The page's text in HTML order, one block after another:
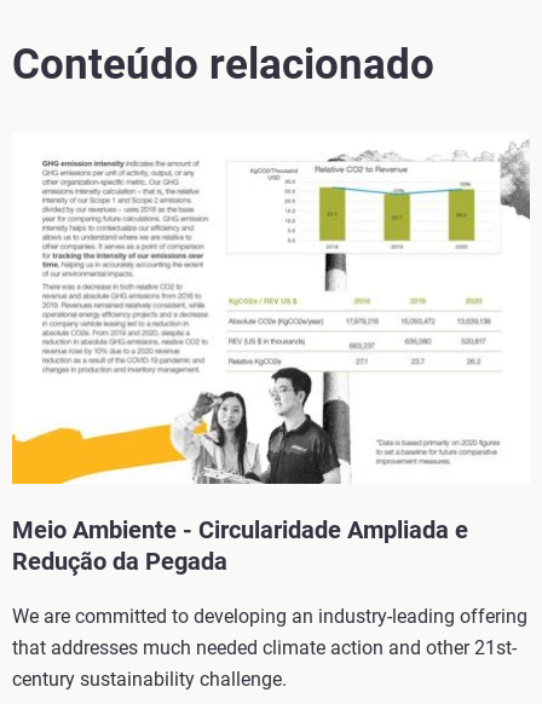
Conteúdo relacionado
Meio Ambiente - Circularidade Ampliada e
Redução da Pegada
We are committed to developing an industry-leading offering
that addresses much needed climate action and other 21st-
century sustainability challenge.